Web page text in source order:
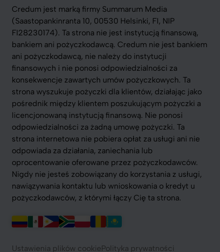
Credum jest marką firmy Summarum Media
(Saastopankinranta 10, 00530 Helsinki, FI, NIP
FI28230174). Ta strona nie jest instytucją finansową,
bankiem ani pożyczkodawcą. Credum nie jest bankiem
ani pożyczkodawcą, nie należy do instytucji
finansowych i nie ponosi odpowiedzialności za
konsekwencje zawartych umów pożyczkowych. Ta
strona wyszukuje pożyczki dla klientów, działając jako
pośrednik między klientem poszukującym pożyczki a
licencjonowaną instytucją finansową. Nie ponosi
odpowiedzialności za żadną umowę pożyczki. Ta
strona internetowa nie pobiera opłat za usługi ani nie
odpowiada za działania, zaniechania lub
oprocentowanie oferowane przez pożyczkodawców.
Nigdy nie jesteś zobowiązany do korzystania z usługi,
nawiązywania kontaktu lub wnioskowania o kredyt u
pożyczkodawców, z którymi łączy Cię ta strona.
Ustawienia plików cookiePolityka prywatności